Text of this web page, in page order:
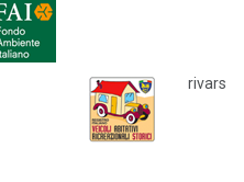
rivars